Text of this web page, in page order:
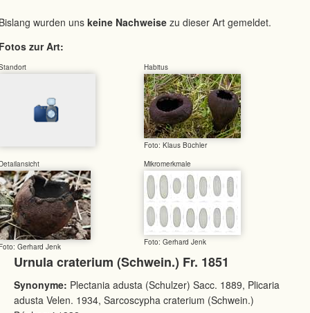
wurden uns keine Nachweise zu dieser Art gemeldet.
zur Art:
Habitus
Foto: Klaus Büchler
Gerhard Jenk
Mikromerkmale
Foto: Gerhard Jenk
Urnula craterium (Schwein.) Fr. 1851
Synonyme: Plectania adusta (Schulzer) Sacc. 1889, Plicaria
adusta Velen. 1934, Sarcoscypha craterium (Schwein.)